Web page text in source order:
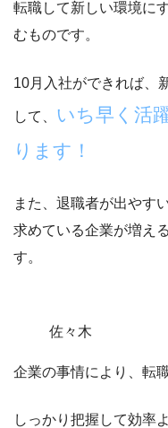
転職して新しい環境に
むものです。
10月入社ができれば、
して、 いち早く活
ります！
また、退職者が出やす
求めている企業が増え
す。
佐々木
企業の事情により、転
しっかり把握して効率